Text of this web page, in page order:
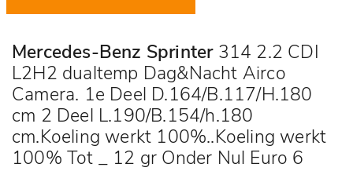
Mercedes-Benz Sprinter 314 2.2 CDI
L2H2 dualtemp Dag&Nacht Airco
Camera. 1e Deel D.164/B.117/H.180
cm 2 Deel L.190/B.154/h.180
cm.Koeling werkt 100%..Koeling werkt
100% Tot _ 12 gr Onder Nul Euro 6